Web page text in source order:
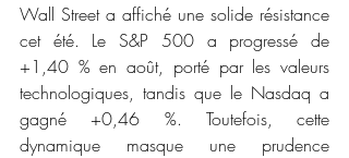
Wall Street a affiché une solide résistance
cet été. Le S&P 500 a progressé de
+1,40 % en août, porté par les valeurs
technologiques, tandis que le Nasdaq a
gagné +0,46 %. Toutefois, cette
dynamique masque une prudence